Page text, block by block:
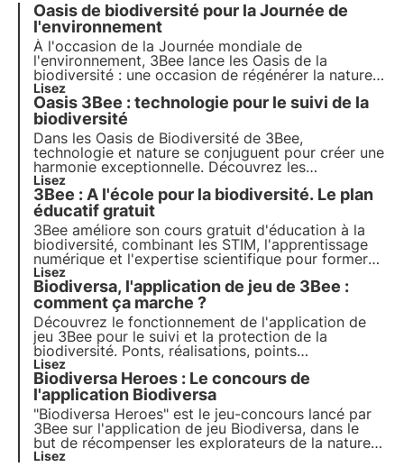
Oasis de biodiversité pour la Journée de
l'environnement
À l'occasion de la Journée mondiale de
l'environnement, 3Bee lance les Oasis de la
biodiversité : une occasion de régénérer la nature
et de préserver les pollinisateurs
et découvrez comment notre mission allie
technologie de pointe
environnemental.
Lisez
Oasis 3Bee : technologie pour le suivi de la
biodiversité
Dans les Oasis de Biodiversité de 3Bee,
technologie et nature se conjuguent pour créer une
harmonie exceptionnelle. Découvrez les
technologies de pointe de 3Bee et leur rôle
fondamental dans la régénération des
écosystèmes et de la biodiversité au sein des
Oasis.
Lisez
3Bee : A l'école pour la biodiversité. Le plan
éducatif gratuit
3Bee améliore son cours gratuit d'éducation à la
biodiversité, combinant les STIM, l'apprentissage
numérique et l'expertise scientifique pour former
les enseignants et les élèves du primaire et inspirer
la prochaine génération.
Lisez
Biodiversa, l'application de jeu de 3Bee :
comment ça marche ?
Découvrez le fonctionnement de l'application de
jeu 3Bee pour le suivi et la protection de la
biodiversité. Ponts, réalisations, points
d'expérience, Biodiverse Score et bien plus encore
vous attendent dans l'application qui vous permet
de reconnaître les plantes dans la nature et de
jouer en vous amusant.
Lisez
Biodiversa Heroes : Le concours de
l'application Biodiversa
"Biodiversa Heroes" est le jeu-concours lancé par
3Bee sur l'application de jeu Biodiversa, dans le
but de récompenser les explorateurs de la nature
"les plus biodiversifiés" à partir du 9 septembre.
Lisez